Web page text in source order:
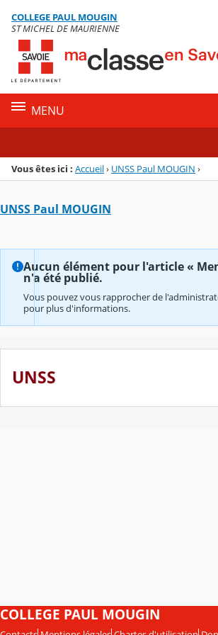
Menu de la rubrique
Contenu
COLLEGE PAUL MOUGIN
ST MICHEL DE MAURIENNE
MENU
Vous êtes ici : Accueil› UNSS Paul MOUGIN ›
UNSS Paul MOUGIN
Aucun élément pour l'article «
n'a été publié.
Vous pouvez vous rapprocher de
pour plus d'informations.
UNSS
COLLEGE PAUL MOUGIN